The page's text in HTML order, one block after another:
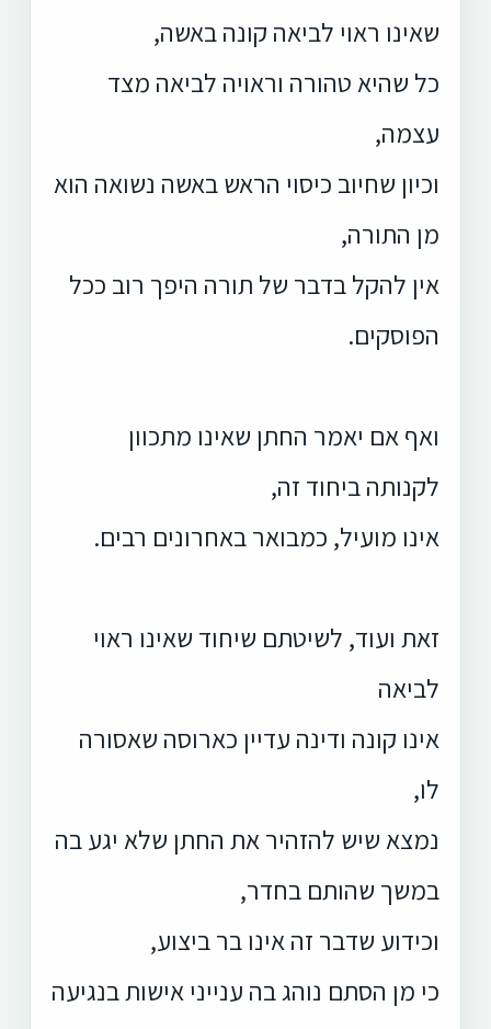
שאינו ראוי לביאה קונה באשה,
כל שהיא טהורה וראויה לביאה מצד
עצמה,
וכיון שחיוב כיסוי הראש באשה נשואה הוא
מן התורה,
אין להקל בדבר של תורה היפך רוב ככל
הפוסקים.
ואף אם יאמר החתן שאינו מתכוון
לקנותה ביחוד זה,
אינו מועיל, כמבואר באחרונים רבים.
זאת ועוד, לשיטתם שיחוד שאינו ראוי
לביאה
אינו קונה ודינה עדיין כארוסה שאסורה
לו,
נמצא שיש להזהיר את החתן שלא יגע בה
במשך שהותם בחדר,
וכידוע שדבר זה אינו בר ביצוע,
כי מן הסתם נוהג בה ענייני אישות בנגיעה